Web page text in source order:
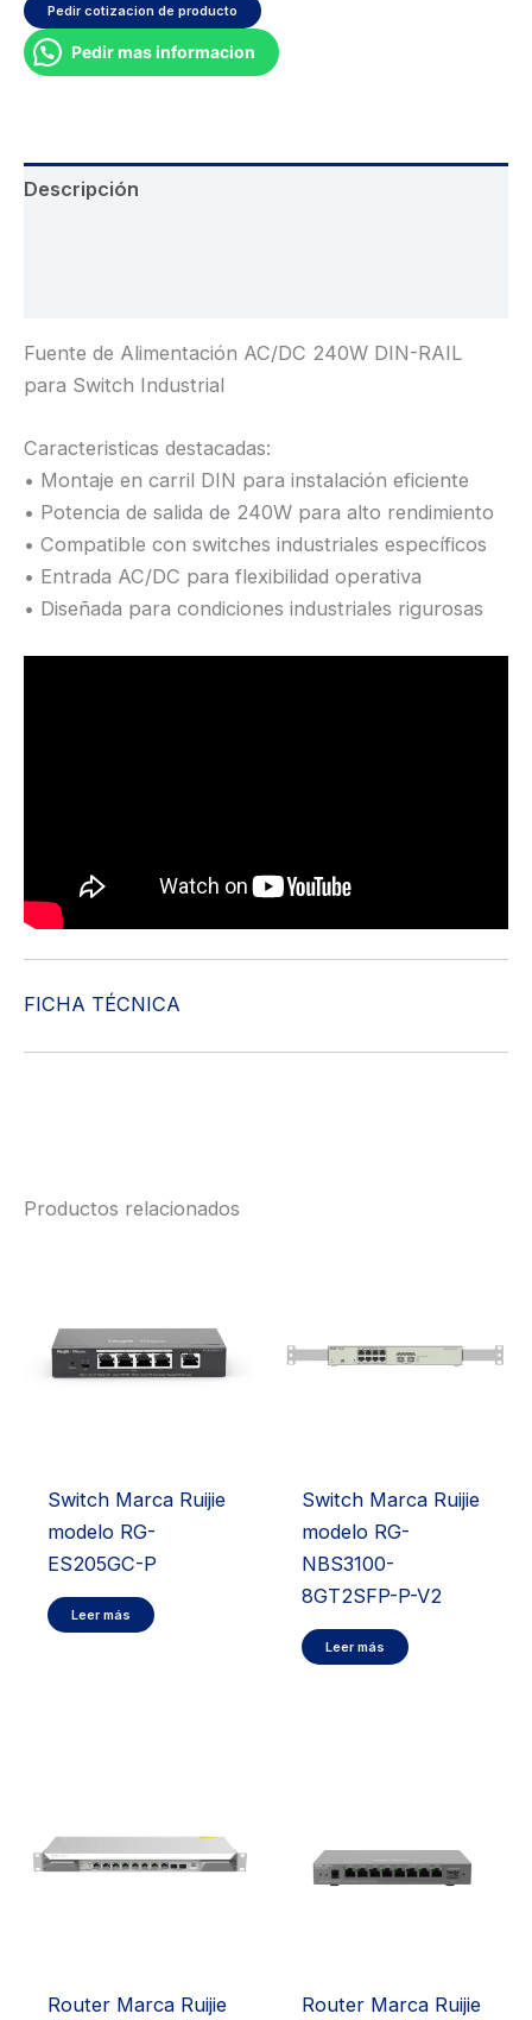
Pedir cotizacion de producto
Pedir mas informacion
Descripción
Fuente de Alimentación AC/DC 240W DIN-RAIL
para Switch Industrial
Caracteristicas destacadas:
• Montaje en carril DIN para instalación eficiente
• Potencia de salida de 240W para alto rendimiento
• Compatible con switches industriales específicos
• Entrada AC/DC para flexibilidad operativa
• Diseñada para condiciones industriales rigurosas
FICHA TÉCNICA
Productos relacionados
Switch Marca Ruijie
modelo RG-
ES205GC-P
Leer más
Switch Marca Ruijie
modelo RG-
NBS3100-
8GT2SFP-P-V2
Leer más
Router Marca Ruijie Router Marca Ruijie